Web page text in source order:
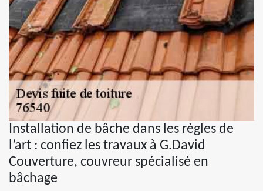
Installation de bâche dans les règles de
l’art : confiez les travaux à G.David
Couverture, couvreur spécialisé en
bâchage